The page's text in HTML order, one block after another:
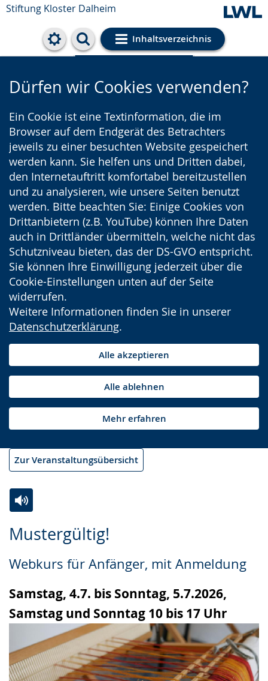
Stiftung Kloster Dalheim
Inhaltsverzeichnis
Cookie-Einstellungen
Dürfen wir Cookies verwenden?
Ein Cookie ist eine Textinformation, die im
Browser auf dem Endgerät des Betrachters
jeweils zu einer besuchten Website gespeichert
werden kann. Sie helfen uns und Dritten dabei,
den Internetauftritt komfortabel bereitzustellen
und zu analysieren, wie unsere Seiten benutzt
werden. Bitte beachten Sie: Einige Cookies von
Drittanbietern (z.B. YouTube) können Ihre Daten
auch in Drittländer übermitteln, welche nicht das
Schutzniveau bieten, das der DS-GVO entspricht.
Sie können Ihre Einwilligung jederzeit über die
Cookie-Einstellungen unten auf der Seite
widerrufen.
Weitere Informationen finden Sie in unserer
Datenschutzerklärung.
Alle akzeptieren
Alle ablehnen
Mehr erfahren
Zur Veranstaltungsübersicht
Mustergültig!
Webkurs für Anfänger, mit Anmeldung
Samstag, 4.7. bis Sonntag, 5.7.2026,
Samstag und Sonntag 10 bis 17 Uhr
Leichten
wechseln.
Audio-
Video
Deutscher
Gebärdensprache
wird
angezeigt.